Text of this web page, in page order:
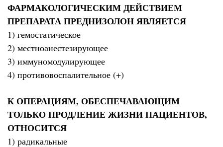
ФАРМАКОЛОГИЧЕСКИМ ДЕЙСТВИЕМ
ПРЕПАРАТА ПРЕДНИЗОЛОН ЯВЛЯЕТСЯ
1) гемостатическое
2) местноанестезирующее
3) иммуномодулирующее
4) противовоспалительное (+)
К ОПЕРАЦИЯМ, ОБЕСПЕЧАВАЮЩИМ
ТОЛЬКО ПРОДЛЕНИЕ ЖИЗНИ ПАЦИЕНТОВ,
ОТНОСИТСЯ
1) радикальные